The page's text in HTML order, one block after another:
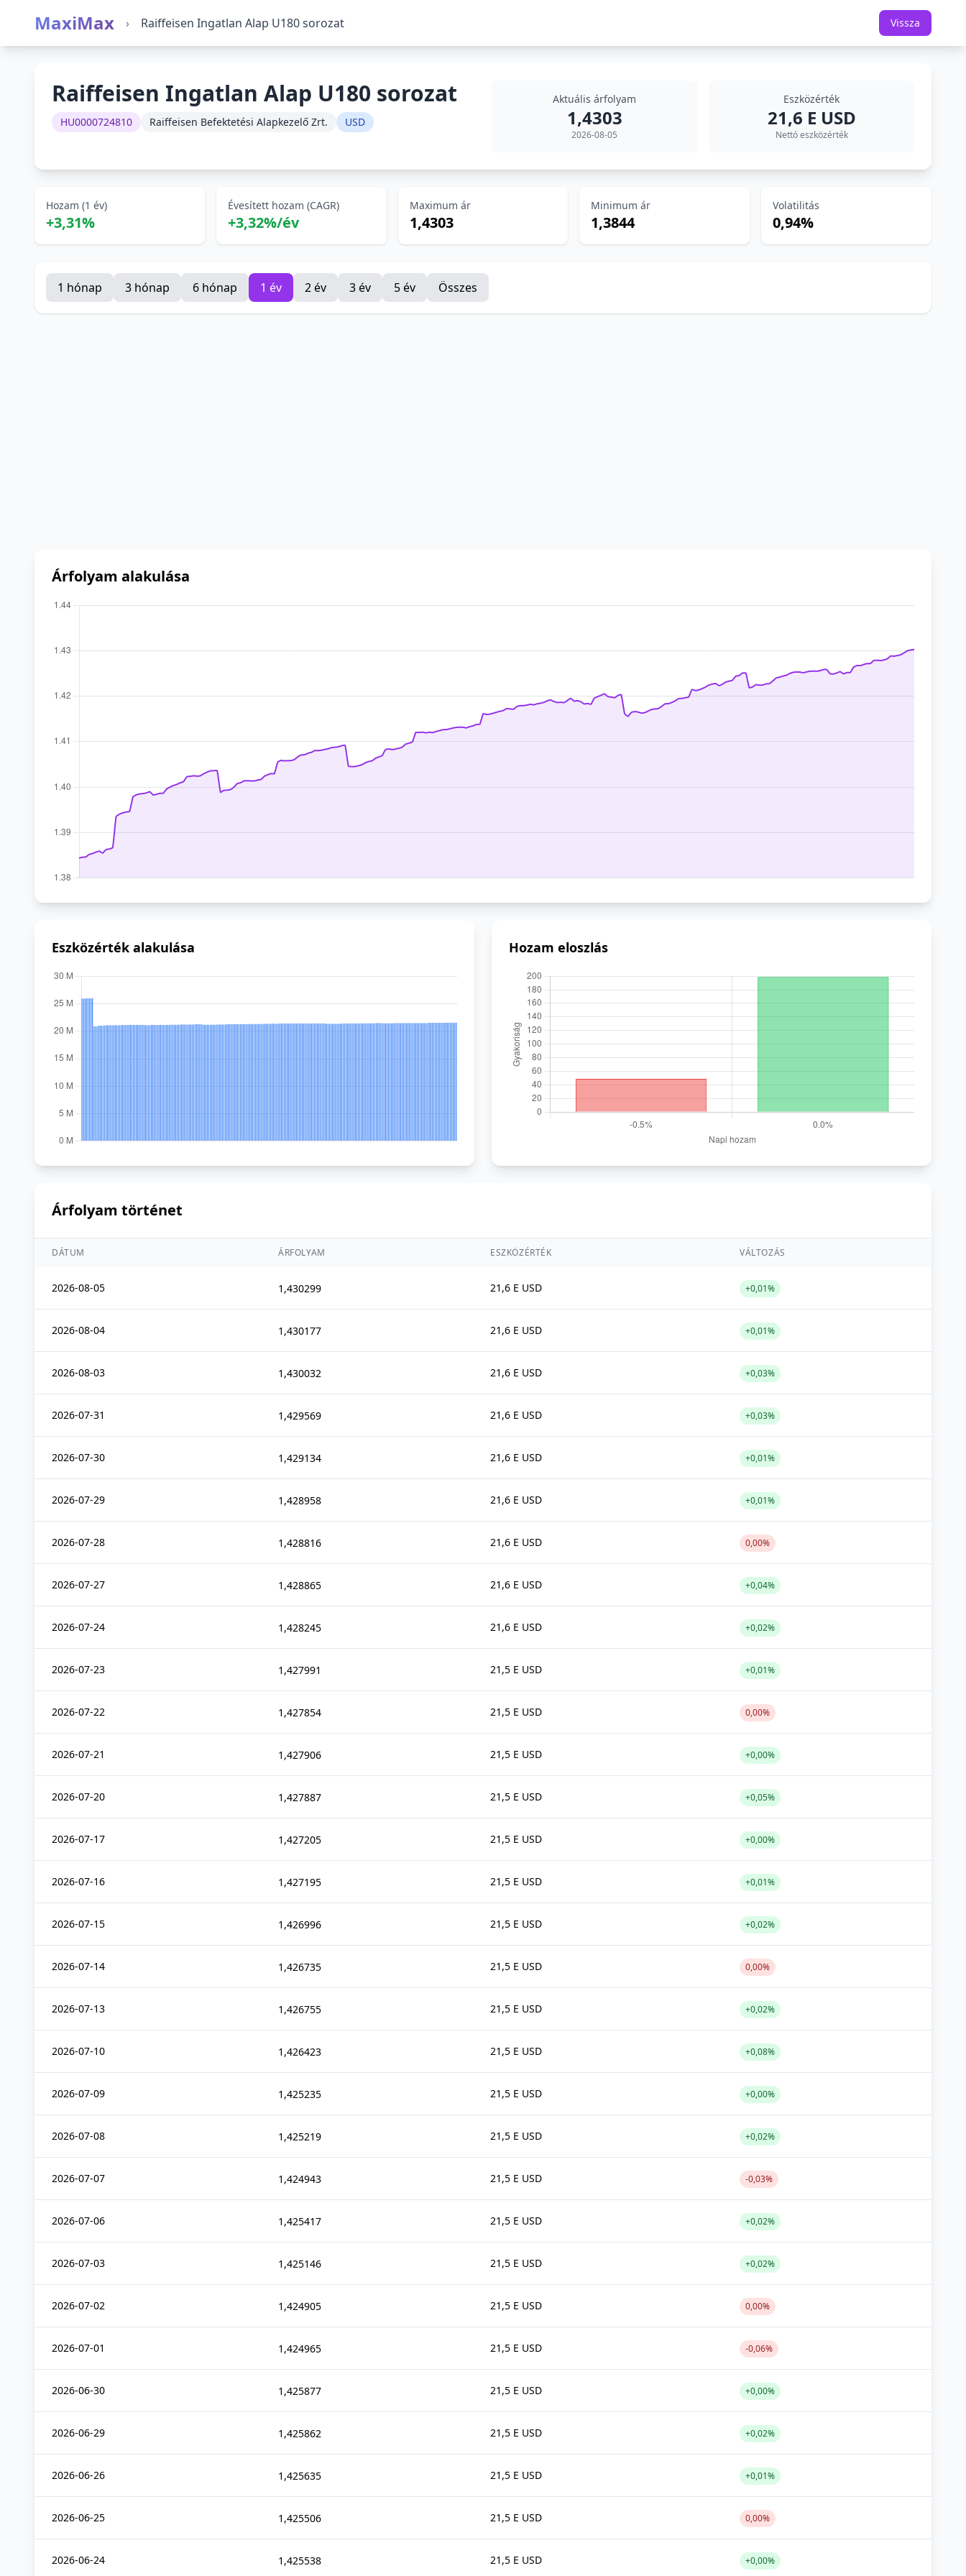
MaxiMax › Raiffeisen Ingatlan Alap U180 sorozat Vissza
Raiffeisen Ingatlan Alap U180 sorozat
HU0000724810 Raiffeisen Befektetési Alapkezelő Zrt. USD
Aktuális árfolyam
1,4303
2026-08-05
Eszközérték
21,6 E USD
Nettó eszközérték
Hozam (1 év)
+3,31%
Évesített hozam (CAGR)
+3,32%/év
Maximum ár
1,4303
Minimum ár
1,3844
Volatilitás
0,94%
1 hónap 3 hónap 6 hónap 1 év 2 év 3 év 5 év Összes
Árfolyam alakulása
Eszközérték alakulása Hozam eloszlás
Árfolyam történet
DÁTUM ÁRFOLYAM ESZKÖZÉRTÉK VÁLTOZÁS
2026-08-05 1,430299 21,6 E USD +0,01%
2026-08-04 1,430177 21,6 E USD +0,01%
2026-08-03 1,430032 21,6 E USD +0,03%
2026-07-31 1,429569 21,6 E USD +0,03%
2026-07-30 1,429134 21,6 E USD +0,01%
2026-07-29 1,428958 21,6 E USD +0,01%
2026-07-28 1,428816 21,6 E USD 0,00%
2026-07-27 1,428865 21,6 E USD +0,04%
2026-07-24 1,428245 21,6 E USD +0,02%
2026-07-23 1,427991 21,5 E USD +0,01%
2026-07-22 1,427854 21,5 E USD 0,00%
2026-07-21 1,427906 21,5 E USD +0,00%
2026-07-20 1,427887 21,5 E USD +0,05%
2026-07-17 1,427205 21,5 E USD +0,00%
2026-07-16 1,427195 21,5 E USD +0,01%
2026-07-15 1,426996 21,5 E USD +0,02%
2026-07-14 1,426735 21,5 E USD 0,00%
2026-07-13 1,426755 21,5 E USD +0,02%
2026-07-10 1,426423 21,5 E USD +0,08%
2026-07-09 1,425235 21,5 E USD +0,00%
2026-07-08 1,425219 21,5 E USD +0,02%
2026-07-07 1,424943 21,5 E USD -0,03%
2026-07-06 1,425417 21,5 E USD +0,02%
2026-07-03 1,425146 21,5 E USD +0,02%
2026-07-02 1,424905 21,5 E USD 0,00%
2026-07-01 1,424965 21,5 E USD -0,06%
2026-06-30 1,425877 21,5 E USD +0,00%
2026-06-29 1,425862 21,5 E USD +0,02%
2026-06-26 1,425635 21,5 E USD +0,01%
2026-06-25 1,425506 21,5 E USD 0,00%
2026-06-24 1,425538 21,5 E USD +0,00%